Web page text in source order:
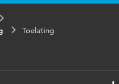
Toelating